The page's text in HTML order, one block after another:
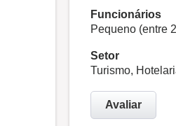
Funcionários
Pequeno (entre
Setor
Turismo,
Avaliar